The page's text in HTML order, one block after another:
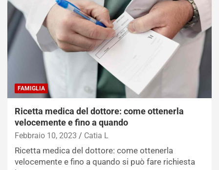
FAMIGLIA
Ricetta medica del dottore: come ottenerla
velocemente e fino a quando
Febbraio 10, 2023 Catia L
Ricetta medica del dottore: come ottenerla
velocemente e fino a quando si può fare richiesta